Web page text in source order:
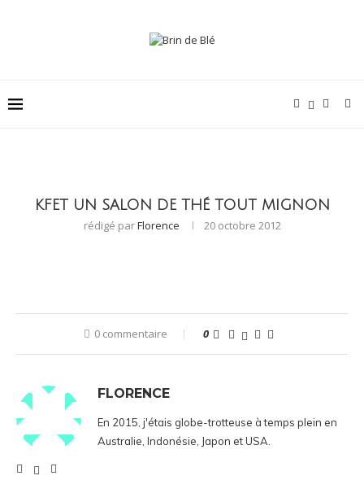
KFET UN SALON DE THÉ TOUT MIGNON
rédigé parFlorence 20 octobre 2012
0 commentaire 0
FLORENCE
En 2015, j'étais globe-trotteuse à temps plein en
Australie, Indonésie, Japon et USA.